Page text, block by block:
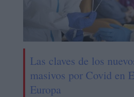
Las claves de los
masivos por Covid en
Europa